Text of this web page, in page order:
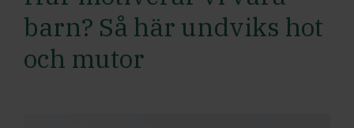
barn? Så här undviks hot
och mutor